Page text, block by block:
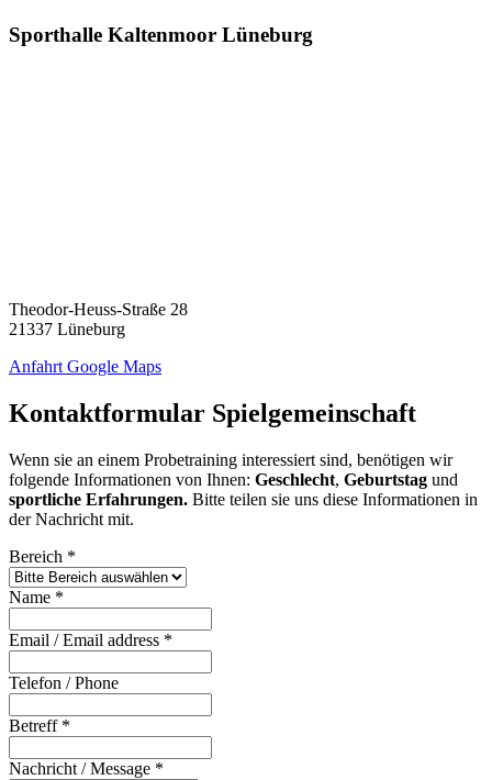
Sporthalle Kaltenmoor Lüneburg
Theodor-Heuss-Straße 28
21337 Lüneburg
Anfahrt Google Maps
Kontaktformular Spielgemeinschaft
Wenn sie an einem Probetraining interessiert sind, benötigen wir
folgende Informationen von Ihnen: Geschlecht, Geburtstag und
sportliche Erfahrungen. Bitte teilen sie uns diese Informationen in
der Nachricht mit.
Bereich *
Name *
Email / Email address *
Telefon / Phone
Betreff *
Nachricht / Message *